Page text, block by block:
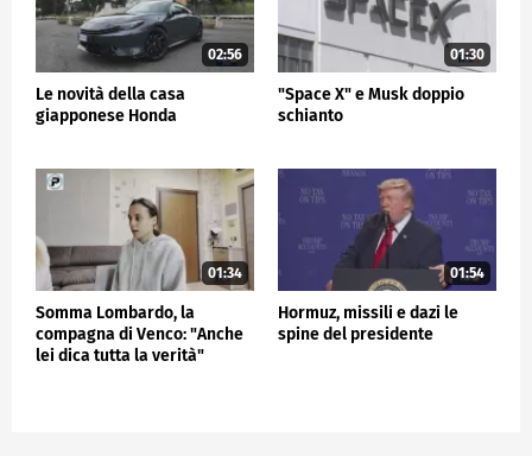
02:56
Le novità della casa
giapponese Honda
01:30
"Space X" e Musk doppio
schianto
01:34
Somma Lombardo, la
compagna di Venco: "Anche
lei dica tutta la verità"
01:54
Hormuz, missili e dazi le
spine del presidente